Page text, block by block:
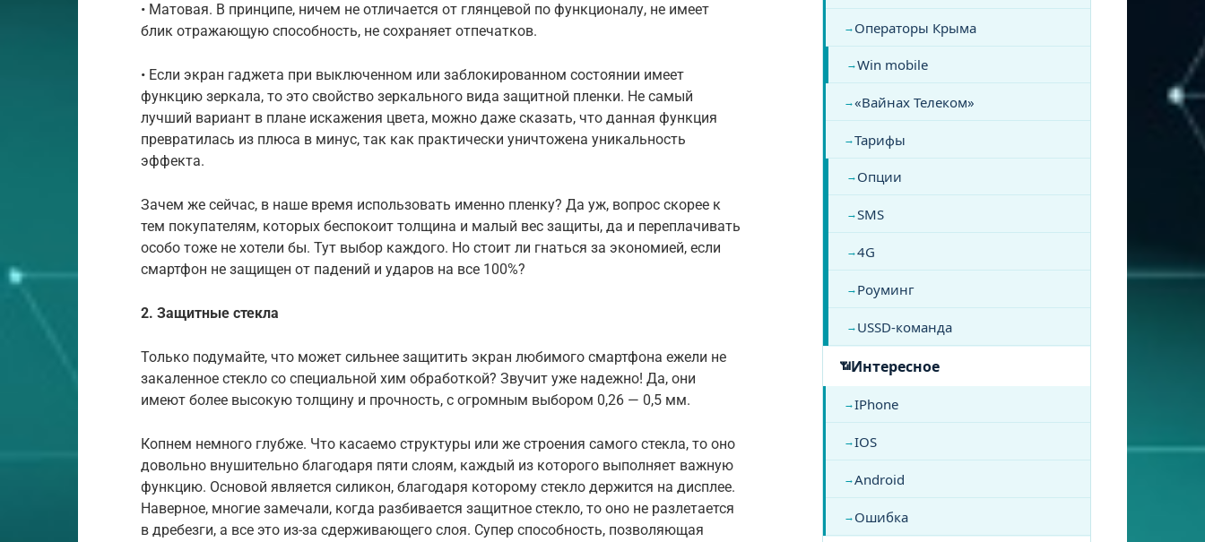
• Матовая. В принципе, ничем не отличается от глянцевой по функционалу, не имеет
блик отражающую способность, не сохраняет отпечатков.
• Если экран гаджета при выключенном или заблокированном состоянии имеет
функцию зеркала, то это свойство зеркального вида защитной пленки. Не самый
лучший вариант в плане искажения цвета, можно даже сказать, что данная функция
превратилась из плюса в минус, так как практически уничтожена уникальность
эффекта.
Зачем же сейчас, в наше время использовать именно пленку? Да уж, вопрос скорее к
тем покупателям, которых беспокоит толщина и малый вес защиты, да и переплачивать
особо тоже не хотели бы. Тут выбор каждого. Но стоит ли гнаться за экономией, если
смартфон не защищен от падений и ударов на все 100%?
2. Защитные стекла
Только подумайте, что может сильнее защитить экран любимого смартфона ежели не
закаленное стекло со специальной хим обработкой? Звучит уже надежно! Да, они
имеют более высокую толщину и прочность, с огромным выбором 0,26 — 0,5 мм.
Копнем немного глубже. Что касаемо структуры или же строения самого стекла, то оно
довольно внушительно благодаря пяти слоям, каждый из которого выполняет важную
функцию. Основой является силикон, благодаря которому стекло держится на дисплее.
Наверное, многие замечали, когда разбивается защитное стекло, то оно не разлетается
в дребезги, а все это из-за сдерживающего слоя. Супер способность, позволяющая
Операторы Крыма
Win mobile
«Вайнах Телеком»
Тарифы
Опции
SMS
4G
Роуминг
USSD-команда
Интересное
IPhone
IOS
Android
Ошибка